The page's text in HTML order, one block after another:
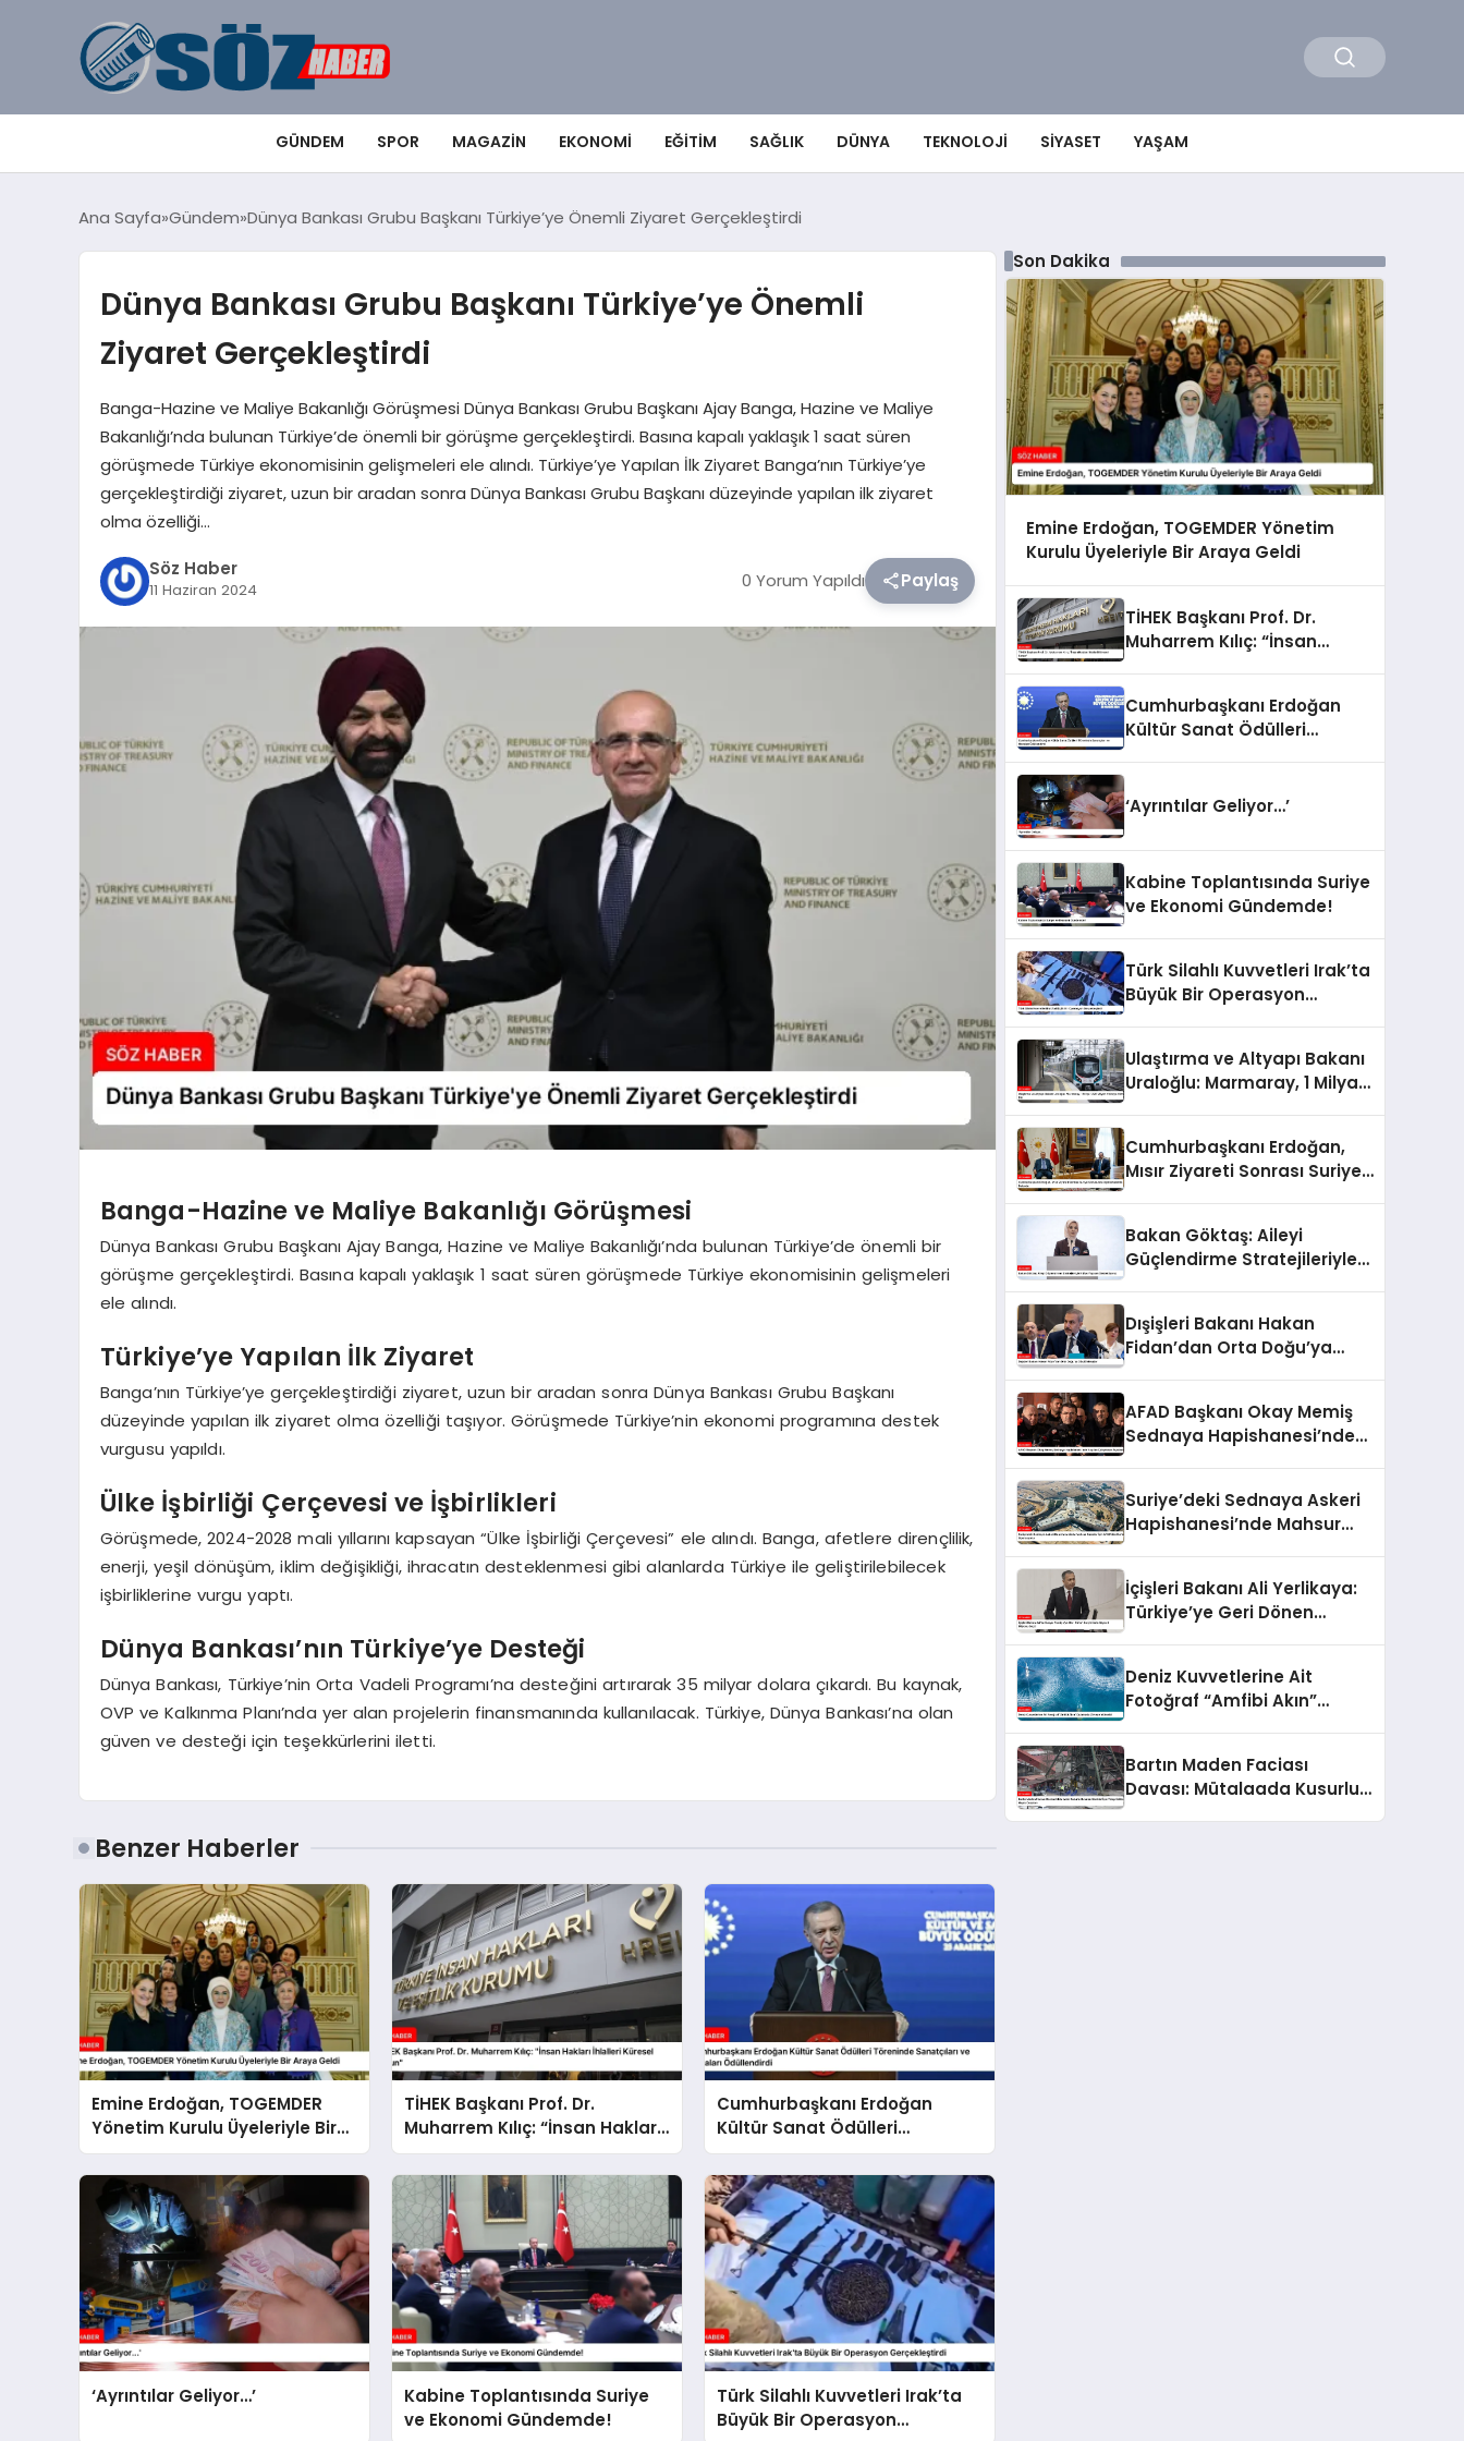
GÜNDEM SPOR MAGAZIN EKONOMI EĞITIM SAĞLIK DÜNYA TEKNOLOJI SIYASET YAŞAM
Ana Sayfa Gündem Dünya Bankası Grubu Başkanı Türkiye’ye Önemli Ziyaret Gerçekleştirdi
Dünya Bankası Grubu Başkanı Türkiye’ye Önemli
Ziyaret Gerçekleştirdi
Banga-Hazine ve Maliye Bakanlığı Görüşmesi Dünya Bankası Grubu Başkanı Ajay Banga, Hazine ve Maliye
Bakanlığı’nda bulunan Türkiye’de önemli bir görüşme gerçekleştirdi. Basına kapalı yaklaşık 1 saat süren
görüşmede Türkiye ekonomisinin gelişmeleri ele alındı. Türkiye’ye Yapılan İlk Ziyaret Banga’nın Türkiye’ye
gerçekleştirdiği ziyaret, uzun bir aradan sonra Dünya Bankası Grubu Başkanı düzeyinde yapılan ilk ziyaret
olma özelliği…
Söz Haber
11 Haziran 2024 0 Yorum Yapıldı Paylaş
Banga-Hazine ve Maliye Bakanlığı Görüşmesi
Dünya Bankası Grubu Başkanı Ajay Banga, Hazine ve Maliye Bakanlığı’nda bulunan Türkiye’de önemli bir
görüşme gerçekleştirdi. Basına kapalı yaklaşık 1 saat süren görüşmede Türkiye ekonomisinin gelişmeleri
ele alındı.
Türkiye’ye Yapılan İlk Ziyaret
Banga’nın Türkiye’ye gerçekleştirdiği ziyaret, uzun bir aradan sonra Dünya Bankası Grubu Başkanı
düzeyinde yapılan ilk ziyaret olma özelliği taşıyor. Görüşmede Türkiye’nin ekonomi programına destek
vurgusu yapıldı.
Ülke İşbirliği Çerçevesi ve İşbirlikleri
Görüşmede, 2024-2028 mali yıllarını kapsayan “Ülke İşbirliği Çerçevesi” ele alındı. Banga, afetlere dirençlilik,
enerji, yeşil dönüşüm, iklim değişikliği, ihracatın desteklenmesi gibi alanlarda Türkiye ile geliştirilebilecek
işbirliklerine vurgu yaptı.
Dünya Bankası’nın Türkiye’ye Desteği
Dünya Bankası, Türkiye’nin Orta Vadeli Programı’na desteğini artırarak 35 milyar dolara çıkardı. Bu kaynak,
OVP ve Kalkınma Planı’nda yer alan projelerin finansmanında kullanılacak. Türkiye, Dünya Bankası’na olan
güven ve desteği için teşekkürlerini iletti.
Benzer Haberler
Emine Erdoğan, TOGEMDER
Yönetim Kurulu Üyeleriyle Bir
Araya Geldi
TİHEK Başkanı Prof. Dr.
Muharrem Kılıç: “İnsan Hakları
İhlalleri Küresel Sorun”
Cumhurbaşkanı Erdoğan
Kültür Sanat Ödülleri
Töreninde Sanatçıları ve
Hocaları Ödüllendirdi
‘Ayrıntılar Geliyor…’
Kabine Toplantısında Suriye
ve Ekonomi Gündemde!
Türk Silahlı Kuvvetleri Irak’ta
Büyük Bir Operasyon
Son Dakika
Emine Erdoğan, TOGEMDER Yönetim
Kurulu Üyeleriyle Bir Araya Geldi
TİHEK Başkanı Prof. Dr.
Muharrem Kılıç: “İnsan
Cumhurbaşkanı Erdoğan
Kültür Sanat Ödülleri
‘Ayrıntılar Geliyor…’
Kabine Toplantısında Suriye
ve Ekonomi Gündemde!
Türk Silahlı Kuvvetleri Irak’ta
Büyük Bir Operasyon
Ulaştırma ve Altyapı Bakanı
Uraloğlu: Marmaray, 1 Milyar
Cumhurbaşkanı Erdoğan,
Mısır Ziyareti Sonrası Suriye
Bakan Göktaş: Aileyi
Güçlendirme Stratejileriyle
Dışişleri Bakanı Hakan
Fidan’dan Orta Doğu’ya
AFAD Başkanı Okay Memiş
Sednaya Hapishanesi’nde
Suriye’deki Sednaya Askeri
Hapishanesi’nde Mahsur
İçişleri Bakanı Ali Yerlikaya:
Türkiye’ye Geri Dönen
Deniz Kuvvetlerine Ait
Fotoğraf “Amfibi Akın”
Bartın Maden Faciası
Davası: Mütalaada Kusurlu